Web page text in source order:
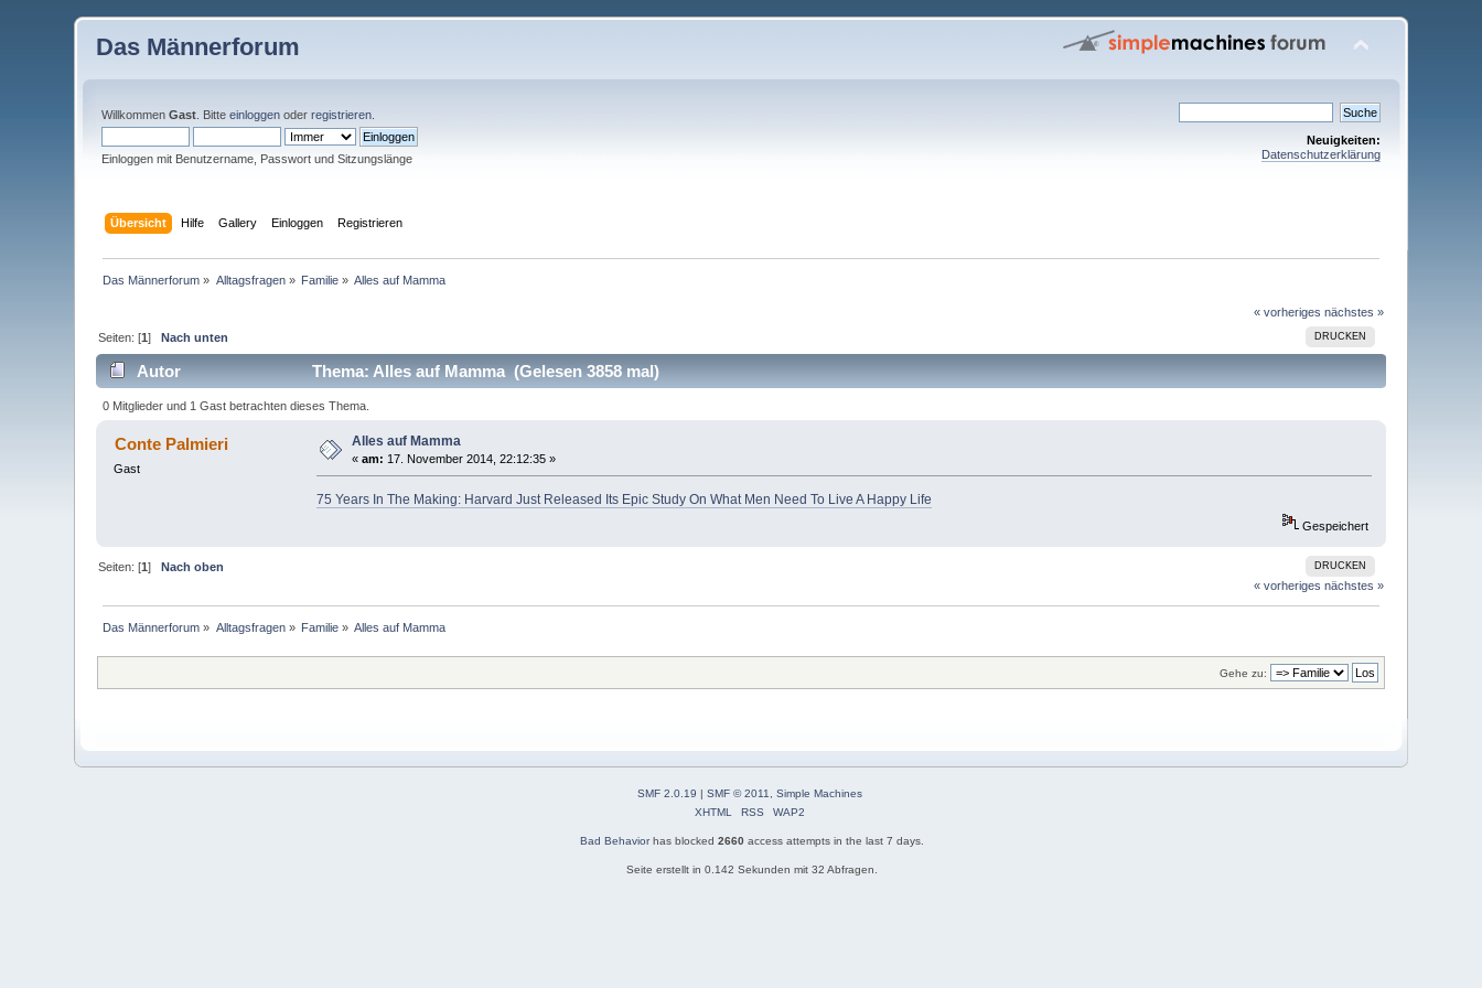
Das Männerforum
WillkommenGast . Bitteeinloggen oderregistrieren
Einloggen mit Benutzername, Passwort und Sitzungslänge
Neuigkeiten:
Datenschutzerklärung
Übersicht Hilfe Gallery Einloggen Registrieren
Das Männerforum » Alltagsfragen» Familie » Alles auf Mamma
« vorheriges nächstes »
DRUCKEN
Seiten: [1]Nach unten
Autor Thema: Alles auf Mamma (Gelesen 3858 mal)
0 Mitglieder und 1 Gast betrachten dieses Thema.
Conte Palmieri
Gast
Alles auf Mamma
«am: 17. November 2014, 22:12:35 »
75 Years In The Making: Harvard Just Released Its Epic Study On What Men Need To Live A Happy Life
Gespeichert
DRUCKEN
Seiten: [1]Nach oben
« vorheriges nächstes »
Das Männerforum » Alltagsfragen» Familie » Alles auf Mamma
Gehe zu:
SMF 2.0.19 | SMF © 2011
Simple Machines
XHTML
RSS WAP2
Bad Behaviorhas blocked 2660 access attempts in the last 7 days.
Seite erstellt in 0.142 Sekunden mit 32 Abfragen.